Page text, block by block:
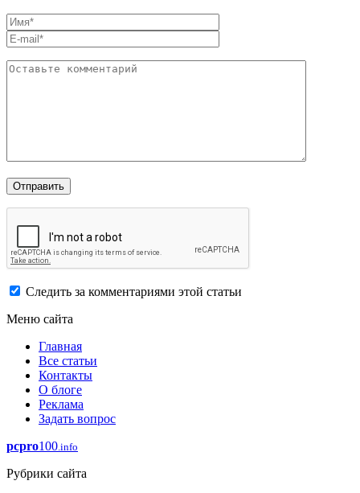
Следить за комментариями этой статьи
Меню сайта
Главная
Все статьи
Контакты
О блоге
Реклама
Задать вопрос
pcpro100.info
Рубрики сайта